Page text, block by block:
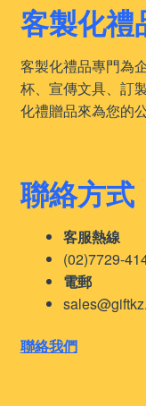
客製化禮
客製化禮品專門為
杯、宣傳文具、訂
化禮贈品來為您的
聯絡方式
客服熱線
(02)7729-
電郵
聯絡我們